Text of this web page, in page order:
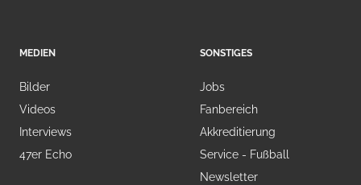
MEDIEN
Bilder
Videos
Interviews
47er Echo
SONSTIGES
Jobs
Fanbereich
Akkreditierung
Service - Fußball
Newsletter